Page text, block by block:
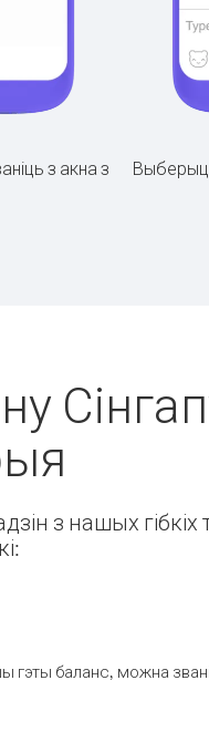
з акна з
з нашых гібкіх
гэты баланс, можна